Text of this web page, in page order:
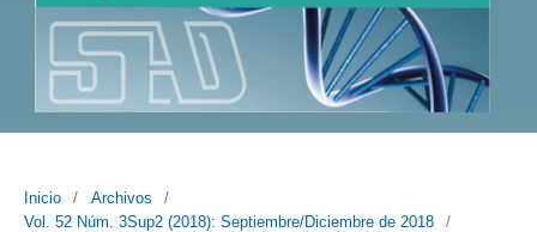
Inicio / Archivos
/
Vol. 52 Núm. 3Sup2 (2018): Septiembre/Diciembre de 2018
/